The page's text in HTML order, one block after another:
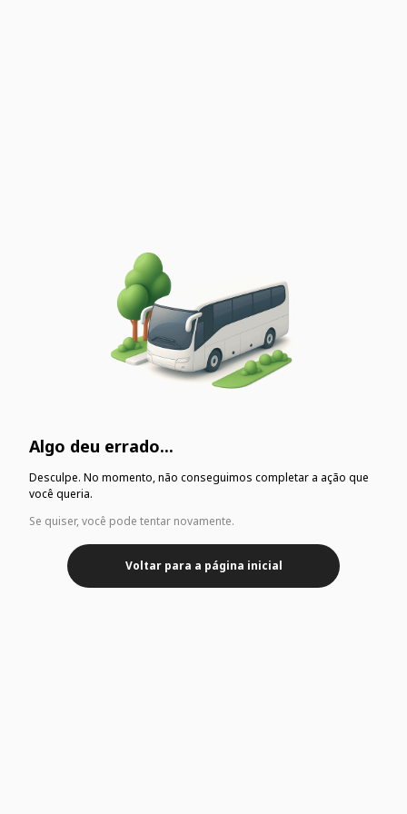
Algo deu errado...
Desculpe. No momento, não conseguimos completar a ação que
você queria.
Se quiser, você pode tentar novamente.
Voltar para a página inicial